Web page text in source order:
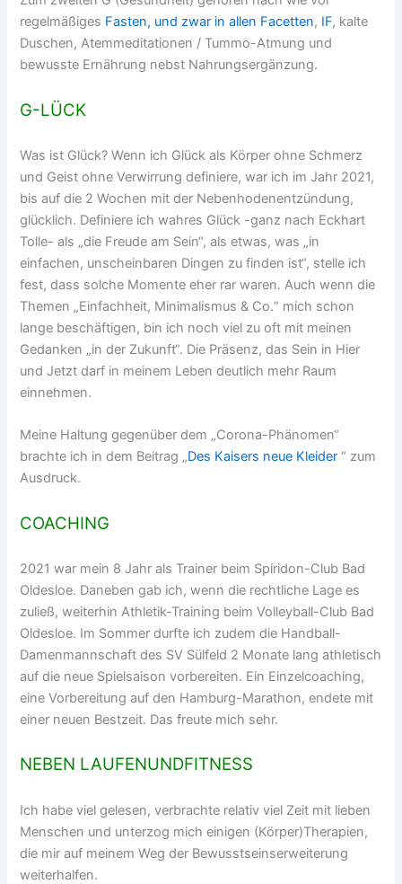
regelmäßiges Fasten, und zwar in allen Facetten, IF, kalte
Duschen, Atemmeditationen / Tummo-Atmung und
bewusste Ernährung nebst Nahrungsergänzung.
G-LÜCK
Was ist Glück? Wenn ich Glück als Körper ohne Schmerz
und Geist ohne Verwirrung definiere, war ich im Jahr 2021,
bis auf die 2 Wochen mit der Nebenhodenentzündung,
glücklich. Definiere ich wahres Glück -ganz nach Eckhart
Tolle- als „die Freude am Sein“, als etwas, was „in
einfachen, unscheinbaren Dingen zu finden ist“, stelle ich
fest, dass solche Momente eher rar waren. Auch wenn die
Themen „Einfachheit, Minimalismus & Co.“ mich schon
lange beschäftigen, bin ich noch viel zu oft mit meinen
Gedanken „in der Zukunft“. Die Präsenz, das Sein in Hier
und Jetzt darf in meinem Leben deutlich mehr Raum
einnehmen.
Meine Haltung gegenüber dem „Corona-Phänomen“
brachte ich in dem Beitrag „Des Kaisers neue Kleider “ zum
Ausdruck.
COACHING
2021 war mein 8 Jahr als Trainer beim Spiridon-Club Bad
Oldesloe. Daneben gab ich, wenn die rechtliche Lage es
zuließ, weiterhin Athletik-Training beim Volleyball-Club Bad
Oldesloe. Im Sommer durfte ich zudem die Handball-
Damenmannschaft des SV Sülfeld 2 Monate lang athletisch
auf die neue Spielsaison vorbereiten. Ein Einzelcoaching,
eine Vorbereitung auf den Hamburg-Marathon, endete mit
einer neuen Bestzeit. Das freute mich sehr.
NEBEN LAUFENUNDFITNESS
Ich habe viel gelesen, verbrachte relativ viel Zeit mit lieben
Menschen und unterzog mich einigen (Körper)Therapien,
die mir auf meinem Weg der Bewusstseinserweiterung
weiterhalfen.